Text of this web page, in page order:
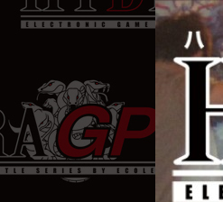
い
ン
テ
ン
ツ
へ
移